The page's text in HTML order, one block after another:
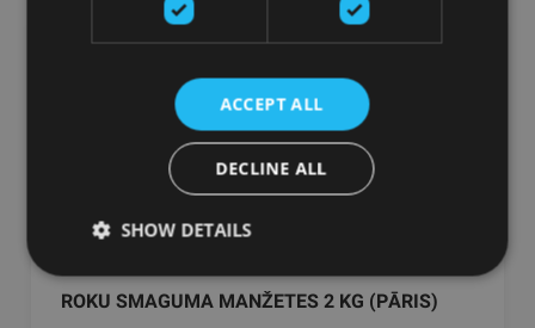
ROKU SMAGUMA MANŽETES 2 KG (PĀRIS)
ACCEPT ALL
DECLINE ALL
SHOW DETAILS